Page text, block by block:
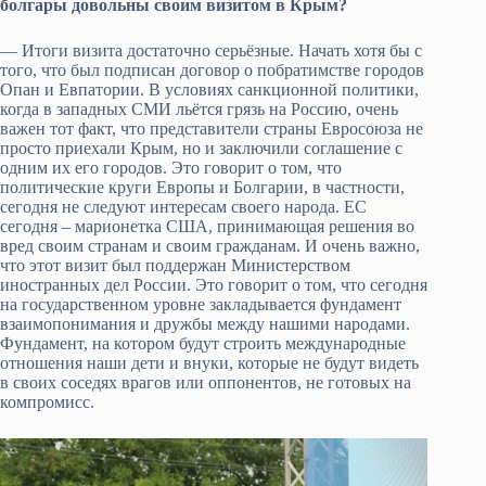
болгары довольны своим визитом в Крым?
— Итоги визита достаточно серьёзные. Начать хотя бы с
того, что был подписан договор о побратимстве городов
Опан и Евпатории. В условиях санкционной политики,
когда в западных СМИ льётся грязь на Россию, очень
важен тот факт, что представители страны Евросоюза не
просто приехали Крым, но и заключили соглашение с
одним их его городов. Это говорит о том, что
политические круги Европы и Болгарии, в частности,
сегодня не следуют интересам своего народа. ЕС
сегодня – марионетка США, принимающая решения во
вред своим странам и своим гражданам. И очень важно,
что этот визит был поддержан Министерством
иностранных дел России. Это говорит о том, что сегодня
на государственном уровне закладывается фундамент
взаимопонимания и дружбы между нашими народами.
Фундамент, на котором будут строить международные
отношения наши дети и внуки, которые не будут видеть
в своих соседях врагов или оппонентов, не готовых на
компромисс.